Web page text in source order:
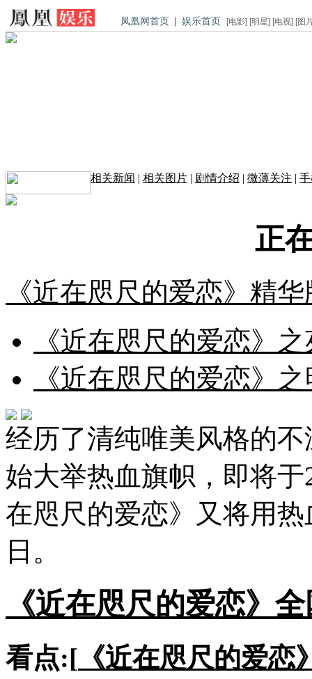
凤凰网首页 | 娱乐首页 [电影] [明星] [电视] [图
相关新闻 | 相关图片 | 剧情介绍 | 微薄关注 |
正
《近在咫尺的爱恋》精
《近在咫尺的爱恋》
《近在咫尺的爱恋》
经历了清纯唯美风格的
始大举热血旗帜，即将
在咫尺的爱恋》又将用
日。
《近在咫尺的爱恋》
看点:[ 《近在咫尺的爱恋